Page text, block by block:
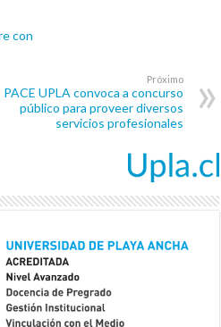
con
Próximo
PACE UPLA convoca a concurso
público para proveer diversos
servicios profesionales